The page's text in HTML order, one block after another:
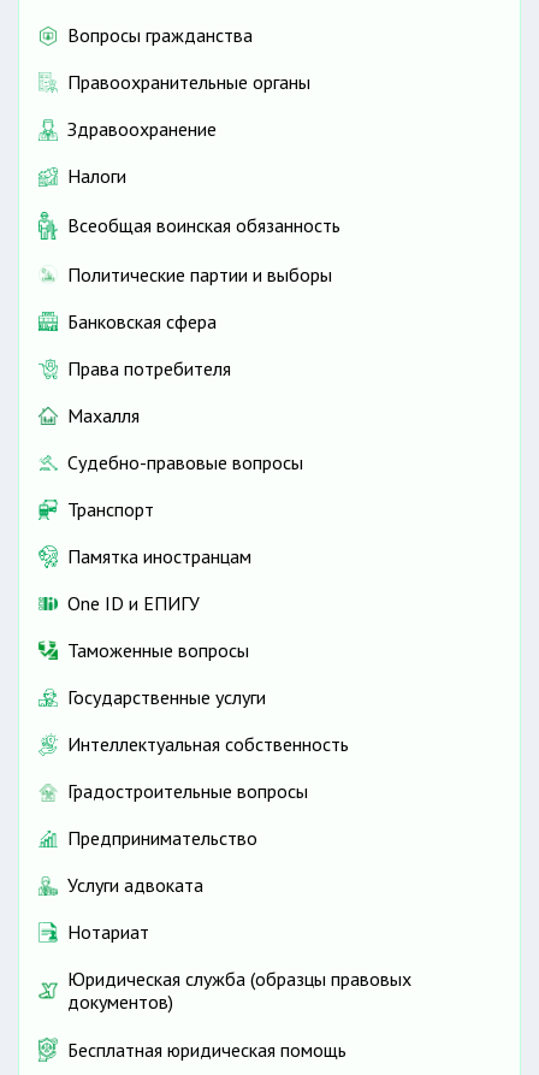
Вопросы гражданства
Правоохранительные органы
Здравоохранение
Налоги
Всеобщая воинская обязанность
Политические партии и выборы
Банковская сфера
Права потребителя
Махалля
Судебно-правовые вопросы
Транспорт
Памятка иностранцам
One ID и ЕПИГУ
Таможенные вопросы
Государственные услуги
Интеллектуальная собственность
Градостроительные вопросы
Предпринимательство
Услуги адвоката
Нотариат
Юридическая служба (образцы правовых
документов)
Бесплатная юридическая помощь